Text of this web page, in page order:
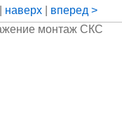
наверх вперед >